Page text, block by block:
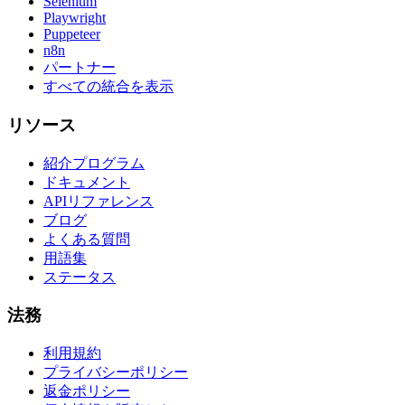
Playwright
Puppeteer
n8n
パートナー
すべての統合を表示
リソース
紹介プログラム
ドキュメント
APIリファレンス
ブログ
よくある質問
用語集
ステータス
法務
利用規約
プライバシーポリシー
返金ポリシー